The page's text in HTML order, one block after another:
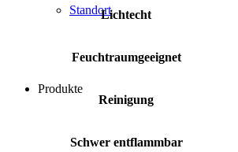
Standort
Produkte
Lichtecht
Feuchtraumgeeignet
Reinigung
Schwer entflammbar